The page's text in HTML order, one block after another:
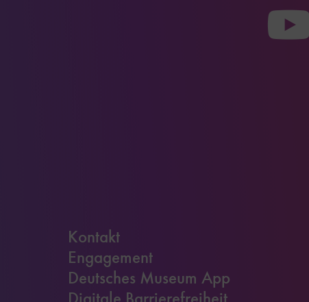
Kontakt
Engagement
Deutsches Museum App